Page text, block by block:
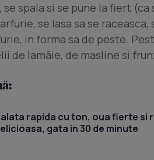
se spala si se pune la fiert
se lasa sa se
in forma sa de peste.
de lamâie, de masline si
rapida cu ton, oua fierte si
gata in 30 de minute